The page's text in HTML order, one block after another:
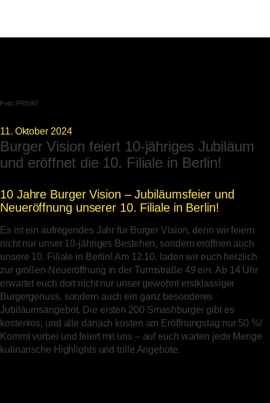
Foto: PRIVAT
11. Oktober 2024
Burger Vision feiert 10-jähriges Jubiläum
und eröffnet die 10. Filiale in Berlin!
10 Jahre Burger Vision – Jubiläumsfeier und
Neueröffnung unserer 10. Filiale in Berlin!
Es ist ein aufregendes Jahr für Burger Vision, denn wir feiern
nicht nur unser 10-jähriges Bestehen, sondern eröffnen auch
unsere 10. Filiale in Berlin! Am 12.10. laden wir euch herzlich
zur großen Neueröffnung in der Turmstraße 49 ein. Ab 14 Uhr
erwartet euch dort nicht nur unser gewohnt erstklassiger
Burgergenuss, sondern auch ein ganz besonderes
Jubiläumsangebot. Die ersten 200 Smashburger gibt es
kostenlos, und alle danach kosten am Eröffnungstag nur 50 %!
Kommt vorbei und feiert mit uns – auf euch warten jede Menge
kulinarische Highlights und tolle Angebote.